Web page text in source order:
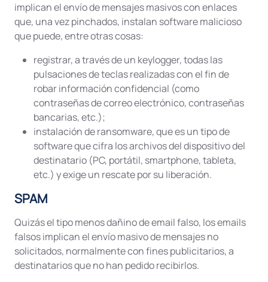
implican el envío de mensajes masivos con enlaces
que, una vez pinchados, instalan software malicioso
que puede, entre otras cosas:
registrar, a través de un keylogger, todas las
pulsaciones de teclas realizadas con el fin de
robar información confidencial (como
contraseñas de correo electrónico, contraseñas
bancarias, etc.);
instalación de ransomware, que es un tipo de
software que cifra los archivos del dispositivo del
destinatario (PC, portátil, smartphone, tableta,
etc.) y exige un rescate por su liberación.
SPAM
Quizás el tipo menos dañino de email falso, los emails
falsos implican el envío masivo de mensajes no
solicitados, normalmente con fines publicitarios, a
destinatarios que no han pedido recibirlos.